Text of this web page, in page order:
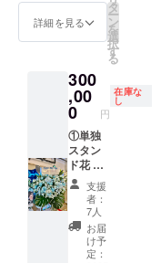
いただ
きま
ジナル
ネーム
アク
キー 生
誕イラ
ストと
備考欄
に記載
された
お名前
がデザ
インさ
れたオ
載させ
ていた
だきま
す。 備
記載さ
れたお
名前を
掲載さ
せてい
ただき
ます。
③クラ
ウド
ファン
ディン
グ限定
ブロマ
れたプ
レート
をお持
ち帰り
方はス
タッフ
までお
声がけ
くださ
い。 ②
のぼり
旗 当日
の装飾
に使用
する、
のぼり
旗を作
いてお
ります
が、他
リター
時期に
お品物
を発送
させて
いただ
きま
す。 ①
単独ス
タンド
花 単独
スタン
ド花を
会場に
詳細を見る
タ
ー
ン
を
選
択
す
る
300
,00
0 円
在庫な
し
①単独
スタン
ド花 単
独スタ
ンド花
を会場
に設置
致しま
す。 お
支援
者：
7人
お届
け予
定：